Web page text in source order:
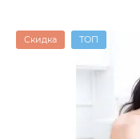
Скидка ТОП